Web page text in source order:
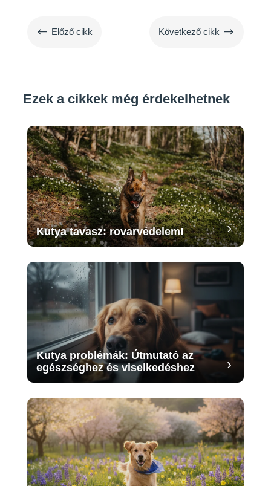
# Előző cikk Következő cikk $
Ezek a cikkek még érdekelhetnek
Kutya tavasz: rovarvédelem!
Kutya problémák: Útmutató az
egészséghez és viselkedéshez